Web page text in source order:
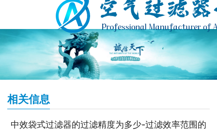
相关信息
中效袋式过滤器的过滤精度为多少-过滤效率范围的